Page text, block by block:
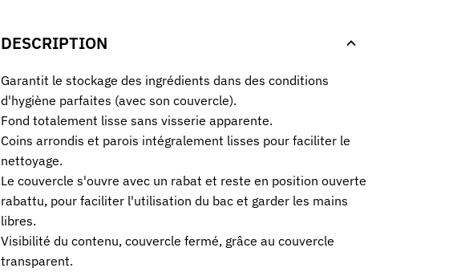
DESCRIPTION
Garantit le stockage des ingrédients dans des conditions
d'hygiène parfaites (avec son couvercle).
Fond totalement lisse sans visserie apparente.
Coins arrondis et parois intégralement lisses pour faciliter le
nettoyage.
Le couvercle s'ouvre avec un rabat et reste en position ouverte
rabattu, pour faciliter l'utilisation du bac et garder les mains
libres.
Visibilité du contenu, couvercle fermé, grâce au couvercle
transparent.